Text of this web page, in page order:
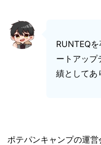
RUNTEQ
ートアップ
績としてあ
ポテパンキャンプの運営